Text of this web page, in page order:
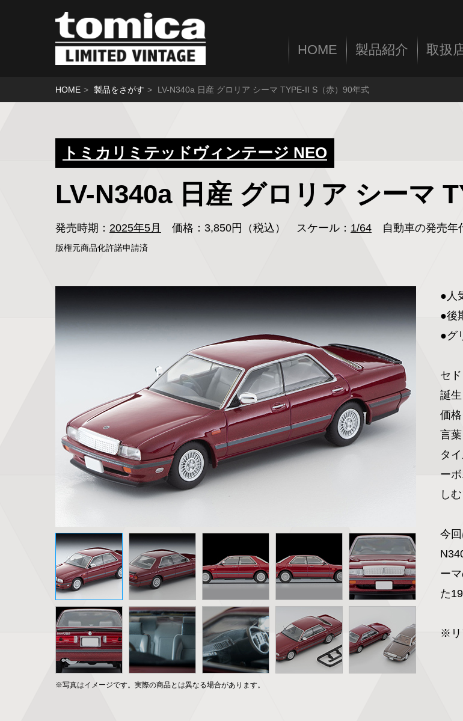
HOME 製品紹介 取扱
HOME 製品をさがす LV-N340a 日産 グロリア シーマ TYPE-II S（赤）90年式
トミカリミテッドヴィンテージ NEO
LV-N340a 日産 グロリア シーマ
発売時期： 2025年5月 価格：3,850円（税込） スケール： 1/64 自動車の発売年
版権元商品化許諾申請済
※写真はイメージです。実際の商品とは異なる場合があります。
●人
●後
●グ
セ
誕
価
言
タ
ー
し
今
ー
た
※リ